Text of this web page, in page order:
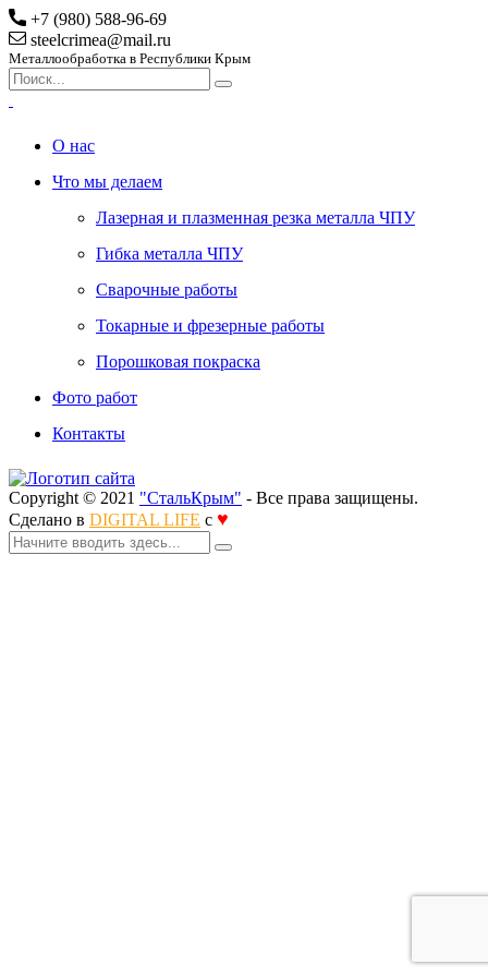
+7 (980) 588-96-69
steelcrimea@mail.ru
Металлообработка в Республики Крым
О нас
Что мы делаем
Лазерная и плазменная резка металла ЧПУ
Гибка металла ЧПУ
Сварочные работы
Токарные и фрезерные работы
Порошковая покраска
Фото работ
Контакты
Copyright © 2021 "СтальКрым" - Все права защищены.
Сделано в DIGITAL LIFE с ♥